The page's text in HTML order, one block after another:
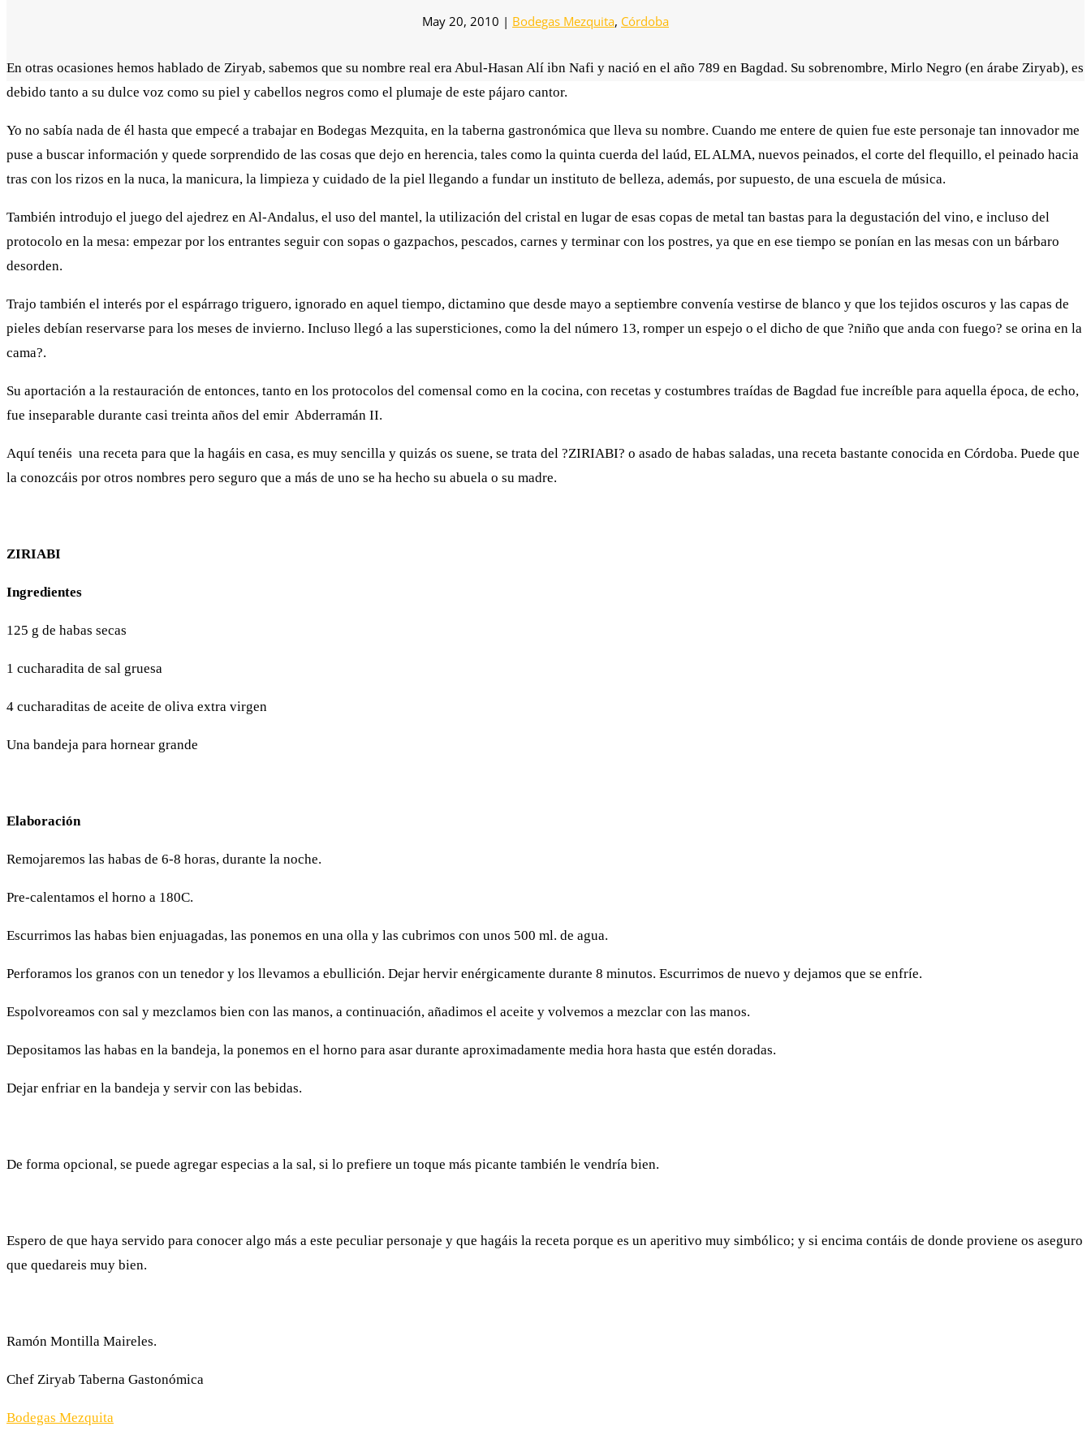
May 20, 2010 | Bodegas Mezquita, Córdoba
En otras ocasiones hemos hablado de Ziryab, sabemos que su nombre real era Abul-Hasan Alí ibn Nafi y nació en el año 789 en Bagdad. Su sobrenombre, Mirlo Negro (en árabe Ziryab), es
debido tanto a su dulce voz como su piel y cabellos negros como el plumaje de este pájaro cantor.
Yo no sabía nada de él hasta que empecé a trabajar en Bodegas Mezquita, en la taberna gastronómica que lleva su nombre. Cuando me entere de quien fue este personaje tan innovador me
puse a buscar información y quede sorprendido de las cosas que dejo en herencia, tales como la quinta cuerda del laúd, EL ALMA, nuevos peinados, el corte del flequillo, el peinado hacia
tras con los rizos en la nuca, la manicura, la limpieza y cuidado de la piel llegando a fundar un instituto de belleza, además, por supuesto, de una escuela de música.
También introdujo el juego del ajedrez en Al-Andalus, el uso del mantel, la utilización del cristal en lugar de esas copas de metal tan bastas para la degustación del vino, e incluso del
protocolo en la mesa: empezar por los entrantes seguir con sopas o gazpachos, pescados, carnes y terminar con los postres, ya que en ese tiempo se ponían en las mesas con un bárbaro
desorden.
Trajo también el interés por el espárrago triguero, ignorado en aquel tiempo, dictamino que desde mayo a septiembre convenía vestirse de blanco y que los tejidos oscuros y las capas de
pieles debían reservarse para los meses de invierno. Incluso llegó a las supersticiones, como la del número 13, romper un espejo o el dicho de que ?niño que anda con fuego? se orina en la
cama?.
Su aportación a la restauración de entonces, tanto en los protocolos del comensal como en la cocina, con recetas y costumbres traídas de Bagdad fue increíble para aquella época, de echo,
fue inseparable durante casi treinta años del emir Abderramán II.
Aquí tenéis una receta para que la hagáis en casa, es muy sencilla y quizás os suene, se trata del ?ZIRIABI? o asado de habas saladas, una receta bastante conocida en Córdoba. Puede que
la conozcáis por otros nombres pero seguro que a más de uno se ha hecho su abuela o su madre.
ZIRIABI
Ingredientes
125 g de habas secas
1 cucharadita de sal gruesa
4 cucharaditas de aceite de oliva extra virgen
Una bandeja para hornear grande
Elaboración
Remojaremos las habas de 6-8 horas, durante la noche.
Pre-calentamos el horno a 180C.
Escurrimos las habas bien enjuagadas, las ponemos en una olla y las cubrimos con unos 500 ml. de agua.
Perforamos los granos con un tenedor y los llevamos a ebullición. Dejar hervir enérgicamente durante 8 minutos. Escurrimos de nuevo y dejamos que se enfríe.
Espolvoreamos con sal y mezclamos bien con las manos, a continuación, añadimos el aceite y volvemos a mezclar con las manos.
Depositamos las habas en la bandeja, la ponemos en el horno para asar durante aproximadamente media hora hasta que estén doradas.
Dejar enfriar en la bandeja y servir con las bebidas.
De forma opcional, se puede agregar especias a la sal, si lo prefiere un toque más picante también le vendría bien.
Espero de que haya servido para conocer algo más a este peculiar personaje y que hagáis la receta porque es un aperitivo muy simbólico; y si encima contáis de donde proviene os aseguro
que quedareis muy bien.
Ramón Montilla Maireles.
Chef Ziryab Taberna Gastonómica
Bodegas Mezquita